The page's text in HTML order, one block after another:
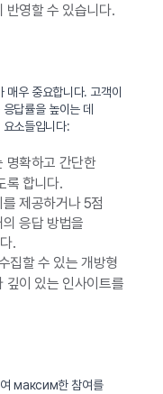
반영할 수 있습니다.
매우 중요합니다. 고객이
답률을 높이는 데
소들입니다:
명확하고 간단한
록 합니다.
제공하거나 5점
응답 방법을
.
집할 수 있는 개방형
깊이 있는 인사이트를
여 максим한 참여를